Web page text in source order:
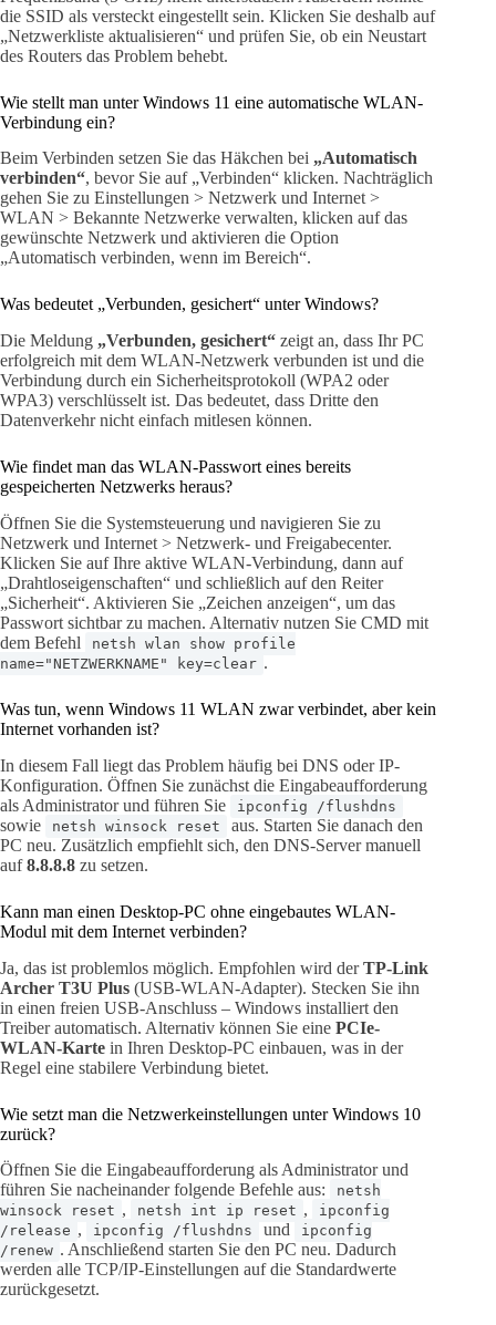
die SSID als versteckt eingestellt sein. Klicken Sie deshalb auf
„Netzwerkliste aktualisieren“ und prüfen Sie, ob ein Neustart
des Routers das Problem behebt.
Wie stellt man unter Windows 11 eine automatische WLAN-
Verbindung ein?
Beim Verbinden setzen Sie das Häkchen bei „Automatisch
verbinden“, bevor Sie auf „Verbinden“ klicken. Nachträglich
gehen Sie zu Einstellungen > Netzwerk und Internet >
WLAN > Bekannte Netzwerke verwalten, klicken auf das
gewünschte Netzwerk und aktivieren die Option
„Automatisch verbinden, wenn im Bereich“.
Was bedeutet „Verbunden, gesichert“ unter Windows?
Die Meldung „Verbunden, gesichert“ zeigt an, dass Ihr PC
erfolgreich mit dem WLAN-Netzwerk verbunden ist und die
Verbindung durch ein Sicherheitsprotokoll (WPA2 oder
WPA3) verschlüsselt ist. Das bedeutet, dass Dritte den
Datenverkehr nicht einfach mitlesen können.
Wie findet man das WLAN-Passwort eines bereits
gespeicherten Netzwerks heraus?
Öffnen Sie die Systemsteuerung und navigieren Sie zu
Netzwerk und Internet > Netzwerk- und Freigabecenter.
Klicken Sie auf Ihre aktive WLAN-Verbindung, dann auf
„Drahtloseigenschaften“ und schließlich auf den Reiter
„Sicherheit“. Aktivieren Sie „Zeichen anzeigen“, um das
Passwort sichtbar zu machen. Alternativ nutzen Sie CMD mit
dem Befehl
netsh wlan show profile
name="NETZWERKNAME" key=clear .
Was tun, wenn Windows 11 WLAN zwar verbindet, aber kein
Internet vorhanden ist?
In diesem Fall liegt das Problem häufig bei DNS oder IP-
Konfiguration. Öffnen Sie zunächst die Eingabeaufforderung
als Administrator und führen Sie
ipconfig /flushdns
sowie netsh winsock reset
aus. Starten Sie danach den
PC neu. Zusätzlich empfiehlt sich, den DNS-Server manuell
auf8.8.8.8 zu setzen.
Kann man einen Desktop-PC ohne eingebautes WLAN-
Modul mit dem Internet verbinden?
Ja, das ist problemlos möglich. Empfohlen wird derTP-Link
Archer T3U Plus (USB-WLAN-Adapter). Stecken Sie ihn
in einen freien USB-Anschluss – Windows installiert den
Treiber automatisch. Alternativ können Sie eine PCIe-
WLAN-Karte in Ihren Desktop-PC einbauen, was in der
Regel eine stabilere Verbindung bietet.
Wie setzt man die Netzwerkeinstellungen unter Windows 10
zurück?
Öffnen Sie die Eingabeaufforderung als Administrator und
führen Sie nacheinander folgende Befehle aus:
netsh
winsock reset , netsh int ip reset ,
ipconfig
/release , ipconfig /flushdns und
ipconfig
/renew . Anschließend starten Sie den PC neu. Dadurch
werden alle TCP/IP-Einstellungen auf die Standardwerte
zurückgesetzt.